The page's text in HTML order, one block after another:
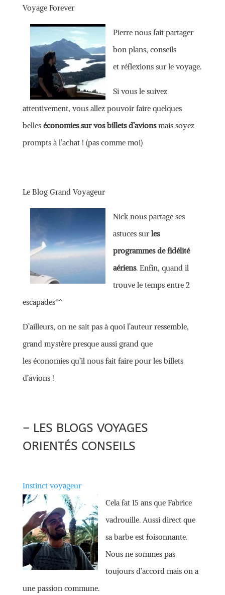
Voyage Forever
Pierre nous fait partager
bon plans, conseils
et réflexions sur le voyage.
Si vous le suivez
attentivement, vous allez pouvoir faire quelques
belles économies sur vos billets d’avionsmais soyez
prompts à l’achat ! (pas comme moi)
Le Blog Grand Voyageur
Nick nous partage ses
astuces surles
programmes de fidélité
aériens. Enfin, quand il
trouve le temps entre 2
escapades^^
D’ailleurs, on ne sait pas à quoi l’auteur ressemble,
grand mystère presque aussi grand que
les économies qu’il nous fait faire pour les billets
d’avions !
– LES BLOGS VOYAGES
ORIENTÉS CONSEILS
Instinct voyageur
Cela fat 15 ans que Fabrice
vadrouille. Aussi direct que
sa barbe est foisonnante.
Nous ne sommes pas
toujours d’accord mais on a
une passion commune.